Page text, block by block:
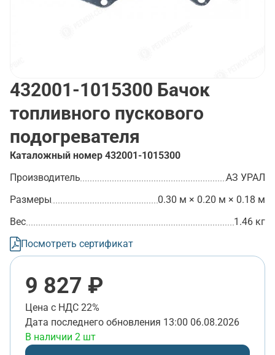
432001-1015300 Бачок
топливного пускового
подогревателя
Каталожный номер 432001-1015300
Производитель
АЗ УРАЛ
Размеры
0.30 м × 0.20 м × 0.18 м
Вес
1.46 кг
Посмотреть сертификат
9 827 ₽
Цена с НДС 22%
Дата последнего обновления 13:00 06.08.2026
В наличии 2 шт